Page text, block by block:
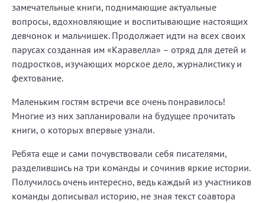
замечательные книги, поднимающие актуальные
вопросы, вдохновляющие и воспитывающие настоящих
девчонок и мальчишек. Продолжает идти на всех своих
парусах созданная им «Каравелла» – отряд для детей и
подростков, изучающих морское дело, журналистику и
фехтование.
Маленьким гостям встречи все очень понравилось!
Многие из них запланировали на будущее прочитать
книги, о которых впервые узнали.
Ребята еще и сами почувствовали себя писателями,
разделившись на три команды и сочинив яркие истории.
Получилось очень интересно, ведь каждый из участников
команды дописывал историю, не зная текст соавтора